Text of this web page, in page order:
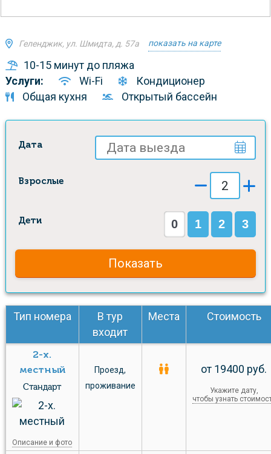
Геленджик, ул. Шмидта, д. 57а показать на карте
10-15 минут до пляжа
Услуги:
Wi-Fi
Кондиционер
Общая кухня
Открытый бассейн
Дата
Взрослые
Дети 0 1 2 3
Показать
Тип номера
В тур
входит
Места Стоимость
2-х.
местный
Стандарт
Описание и фото
Проезд,
проживание
от 19400 руб.
Укажите дату,
чтобы узнать